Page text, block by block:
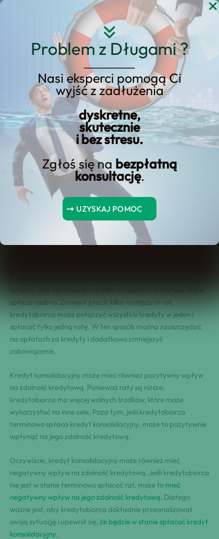
Problem z Długami ?
Nasi eksperci pomogą Ci
wyjść z zadłużenia
dyskretne,
skutecznie
i bez stresu.
Zgłoś się na bezpłatną
konsultację.
UZYSKAJ POMOC
Przejdź
Jak Kredyt
Konsolidacyjny Wpływa
na Zdolność Kredytową?
Kredyt konsolidacyjny może być skutecznym sposobem na
poprawę zdolności kredytowej. Kredyt konsolidacyjny polega
na połączeniu kilku mniejszych kredytów w jeden większy
zobowiązanie. Dzięki temu można uzyskać niższą miesięczną
ratę, co z kolei może pozytywnie wpłynąć na zdolność
spłaca osobno. Zamiast płacić kilka mniejszych rat,
kredytobiorca może połączyć wszystkie kredyty w jeden i
spłacać tylko jedną ratę. W ten sposób można zaoszczędzić
na opłatach za kredyty i dodatkowo zmniejszyć
zobowiązanie.
Kredyt konsolidacyjny może mieć również pozytywny wpływ
na zdolność kredytową. Ponieważ raty są niższe,
kredytobiorca ma więcej wolnych środków, które może
wykorzystać na inne cele. Poza tym, jeśli kredytobiorca
terminowo spłaca kredyt konsolidacyjny, może to pozytywnie
wpłynąć na jego zdolność kredytową.
Oczywiście, kredyt konsolidacyjny może również mieć
negatywny wpływ na zdolność kredytową. Jeśli kredytobiorca
nie jest w stanie terminowo spłacać rat, może to mieć
negatywny wpływ na jego zdolność kredytową. Dlatego
ważne jest, aby kredytobiorca dokładnie przeanalizował
swoją sytuację i upewnił się, że będzie w stanie spłacać kredyt
konsolidacyjny.